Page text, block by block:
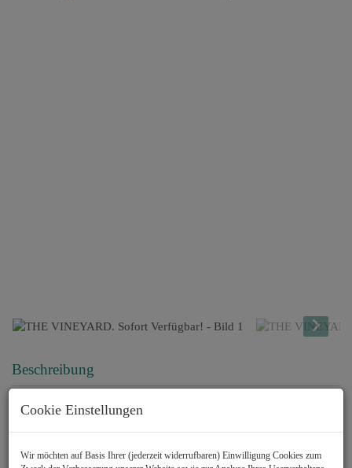
Beschreibung
Sofort verfügbar! ERSTBEZUG!
Kommen Sie uns besuchen.
Cookie Einstellungen
Wir möchten auf Basis Ihrer (jederzeit widerrufbaren) Einwilligung Cookies zum